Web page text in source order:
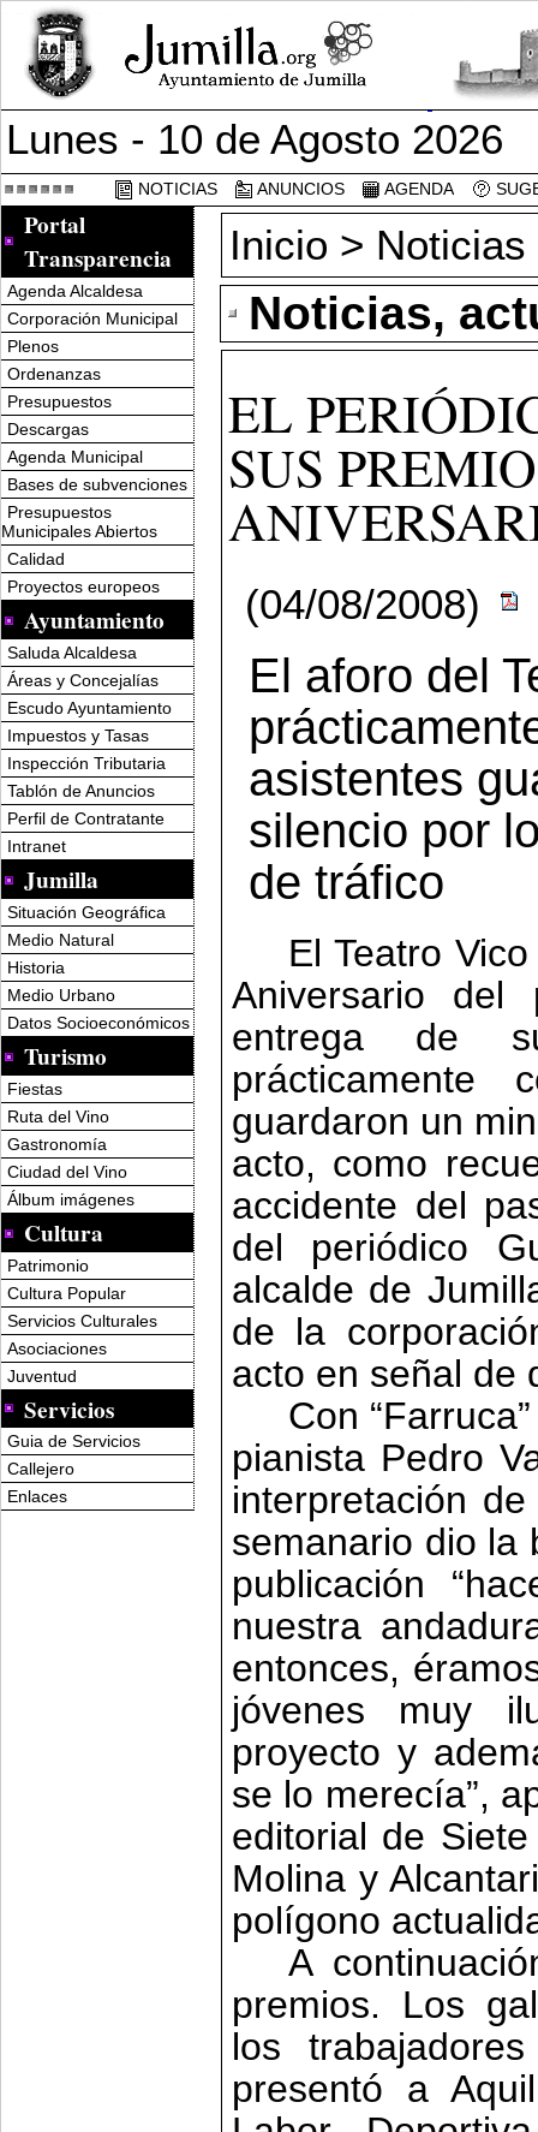
Lunes - 10 de Agosto 2026
NOTICIAS ANUNCIOS AGENDA
Portal
Transparencia
Agenda Alcaldesa
Corporación Municipal
Plenos
Ordenanzas
Presupuestos
Descargas
Agenda Municipal
Bases de subvenciones
Presupuestos
Municipales Abiertos
Calidad
Proyectos europeos
Ayuntamiento
Saluda Alcaldesa
Áreas y Concejalías
Escudo Ayuntamiento
Impuestos y Tasas
Inspección Tributaria
Tablón de Anuncios
Perfil de Contratante
Intranet
Jumilla
Situación Geográfica
Medio Natural
Historia
Medio Urbano
Datos Socioeconómicos
Turismo
Fiestas
Ruta del Vino
Gastronomía
Ciudad del Vino
Álbum imágenes
Cultura
Patrimonio
Cultura Popular
Servicios Culturales
Asociaciones
Juventud
Servicios
Guia de Servicios
Callejero
Enlaces
Inicio > Noticias
Noticias,
EL
SUS
(04/08/2008)
El aforo del
asistentes
silencio por
de tráfico
El Teatro
Aniversario
entrega de
prácticamente
guardaron un
acto, como
accidente del
del periódico
alcalde de
de la
acto en señal de
Con
pianista Pedro
interpretación
semanario dio la
publicación
nuestra
entonces,
jóvenes muy
proyecto y
se lo merecía”,
editorial de
Molina y
polígono
A
premios. Los
los
presentó a